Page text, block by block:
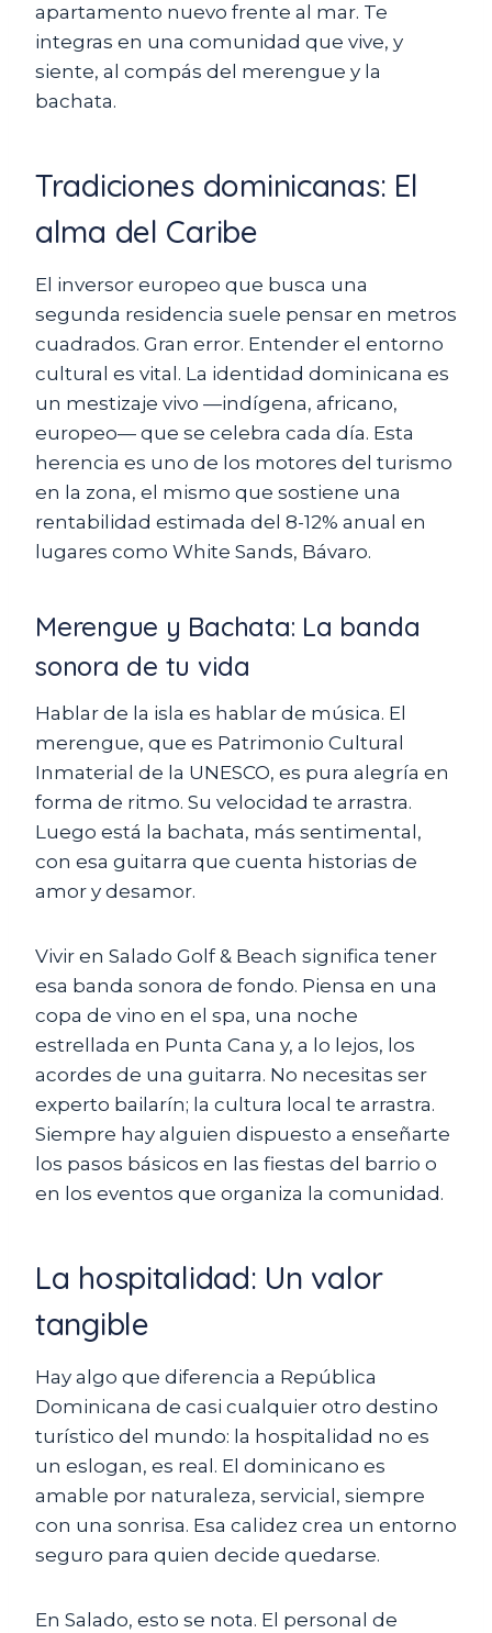
apartamento nuevo frente al mar. Te
integras en una comunidad que vive, y
siente, al compás del merengue y la
bachata.
Tradiciones dominicanas: El
alma del Caribe
El inversor europeo que busca una
segunda residencia suele pensar en metros
cuadrados. Gran error. Entender el entorno
cultural es vital. La identidad dominicana es
un mestizaje vivo —indígena, africano,
europeo— que se celebra cada día. Esta
herencia es uno de los motores del turismo
en la zona, el mismo que sostiene una
rentabilidad estimada del 8-12% anual en
lugares como White Sands, Bávaro.
Merengue y Bachata: La banda
sonora de tu vida
Hablar de la isla es hablar de música. El
merengue, que es Patrimonio Cultural
Inmaterial de la UNESCO, es pura alegría en
forma de ritmo. Su velocidad te arrastra.
Luego está la bachata, más sentimental,
con esa guitarra que cuenta historias de
amor y desamor.
Vivir en Salado Golf & Beach significa tener
esa banda sonora de fondo. Piensa en una
copa de vino en el spa, una noche
estrellada en Punta Cana y, a lo lejos, los
acordes de una guitarra. No necesitas ser
experto bailarín; la cultura local te arrastra.
Siempre hay alguien dispuesto a enseñarte
los pasos básicos en las fiestas del barrio o
en los eventos que organiza la comunidad.
La hospitalidad: Un valor
tangible
Hay algo que diferencia a República
Dominicana de casi cualquier otro destino
turístico del mundo: la hospitalidad no es
un eslogan, es real. El dominicano es
amable por naturaleza, servicial, siempre
con una sonrisa. Esa calidez crea un entorno
seguro para quien decide quedarse.
En Salado, esto se nota. El personal de